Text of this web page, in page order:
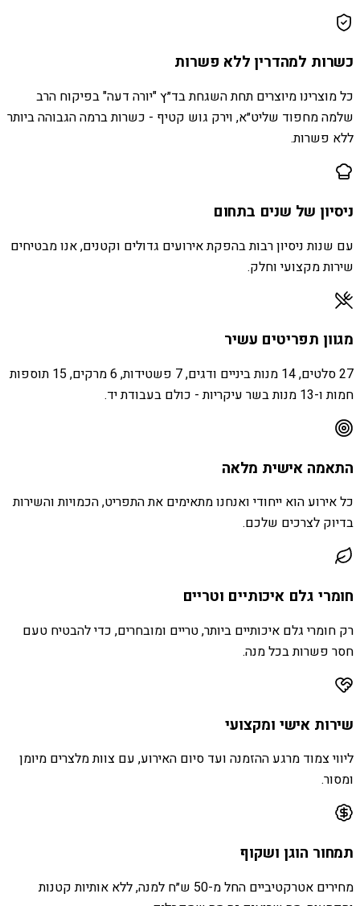
כשרות למהדרין ללא פשרות
כל מוצרינו מיוצרים תחת השגחת בד״ץ "יורה דעה" בפיקוח הרב
שלמה מחפוד שליט״א, וירק גוש קטיף - כשרות ברמה הגבוהה ביותר
ללא פשרות.
ניסיון של שנים בתחום
עם שנות ניסיון רבות בהפקת אירועים גדולים וקטנים, אנו מבטיחים
שירות מקצועי וחלק.
מגוון תפריטים עשיר
27 סלטים, 14 מנות ביניים ודגים, 7 פשטידות, 6 מרקים, 15 תוספות
חמות ו-13 מנות בשר עיקריות - כולם בעבודת יד.
התאמה אישית מלאה
כל אירוע הוא ייחודי ואנחנו מתאימים את התפריט, הכמויות והשירות
בדיוק לצרכים שלכם.
חומרי גלם איכותיים וטריים
רק חומרי גלם איכותיים ביותר, טריים ומובחרים, כדי להבטיח טעם
חסר פשרות בכל מנה.
שירות אישי ומקצועי
ליווי צמוד מרגע ההזמנה ועד סיום האירוע, עם צוות מלצרים מיומן
ומסור.
תמחור הוגן ושקוף
מחירים אטרקטיביים החל מ-50 ש״ח למנה, ללא אותיות קטנות